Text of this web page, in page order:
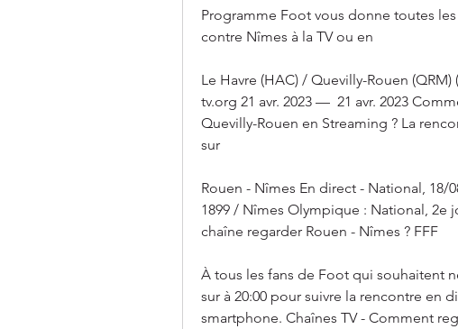
Programme Foot vous donne toutes
contre Nîmes à la TV ou en
Le Havre (HAC) / Quevilly-Rouen
tv.org 21 avr. 2023 —  21 avr. 2023
Quevilly-Rouen en Streaming ? La
sur
Rouen - Nîmes En direct - National, 18/
1899 / Nîmes Olympique : National, 2e
chaîne regarder Rouen - Nîmes ? FFF
À tous les fans de Foot qui souhaitent
sur à 20:00 pour suivre la rencontre en
smartphone. Chaînes TV - Comment